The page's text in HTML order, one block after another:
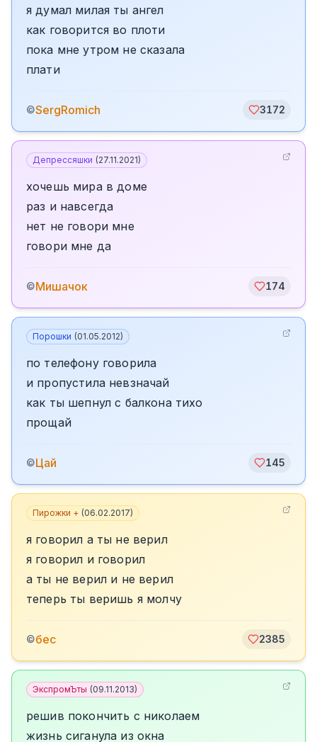
я думал милая ты ангел
как говорится во плоти
пока мне утром не сказала
плати
©SergRomich 3172
Депрессяшки (27.11.2021)
хочешь мира в доме
раз и навсегда
нет не говори мне
говори мне да
©Мишачок 174
Порошки (01.05.2012)
по телефону говорила
и пропустила невзначай
как ты шепнул с балкона тихо
прощай
©Цай 145
Пирожки + (06.02.2017)
я говорил а ты не верил
я говорил и говорил
а ты не верил и не верил
теперь ты веришь я молчу
©бес 2385
ЭкспромЪты (09.11.2013)
решив покончить с николаем
жизнь сиганула из окна